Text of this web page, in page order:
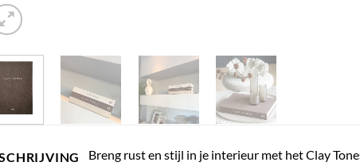
Breng rust en stijl in je interieur met het Clay